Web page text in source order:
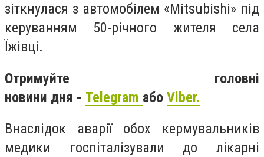
зіткнулася з автомобілем «Mitsubishi» під
керуванням 50-річного жителя села
Їжівці.
Отримуйте головні
новини дня - Telegram або Viber.
Внаслідок аварії обох кермувальників
медики госпіталізували до лікарні